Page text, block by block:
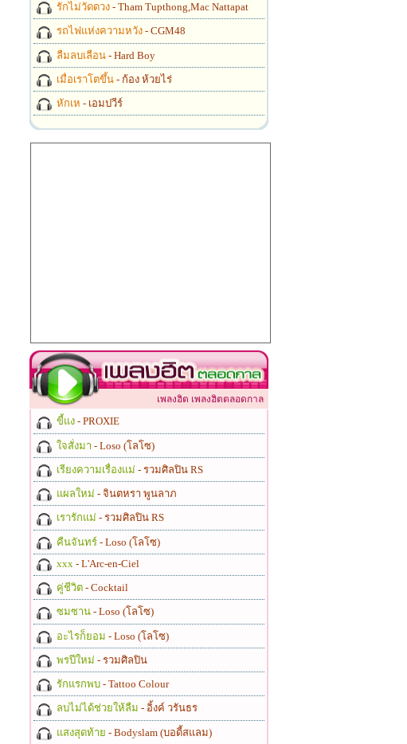
รักไม่วัดดวง - Tham Tupthong,Mac Nattapat
รถไฟแห่งความหวัง - CGM48
ลืมลบเลือน - Hard Boy
เมื่อเราโตขึ้น - ก้อง ห้วยไร่
หักเห - เอมปวีร์
เพลงฮิต เพลงฮิตตลอดกาล
ขี้แง - PROXIE
ใจสั่งมา - Loso (โลโซ)
เรียงความเรื่องแม่ - รวมศิลปิน RS
แผลใหม่ - จินตหรา พูนลาภ
เรารักแม่ - รวมศิลปิน RS
คืนจันทร์ - Loso (โลโซ)
xxx - L'Arc-en-Ciel
คู่ชีวิต - Cocktail
ซมซาน - Loso (โลโซ)
อะไรก็ยอม - Loso (โลโซ)
พรปีใหม่ - รวมศิลปิน
รักแรกพบ - Tattoo Colour
ลบไม่ได้ช่วยให้ลืม - อิ้งค์ วรันธร
แสงสุดท้าย - Bodyslam (บอดี้สแลม)